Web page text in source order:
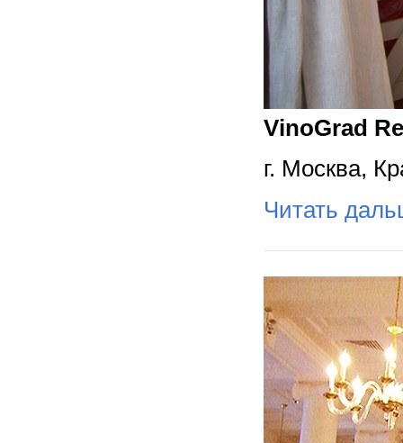
VinoGrad
г. Москва,
Читать